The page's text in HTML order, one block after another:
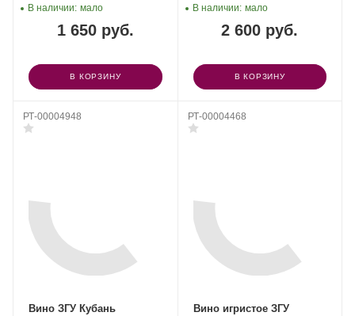
1 650 руб.
В наличии: мало
В КОРЗИНУ
2 600 руб.
В наличии: мало
В КОРЗИНУ
РТ-00004948
Вино ЗГУ Кубань
РТ-00004468
Вино игристое ЗГУ